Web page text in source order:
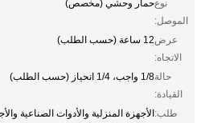
نوع
الموصل:
حمار وحشي (مخصص)
عرض
الاتجاه:
12 ساعة (حسب الطلب)
حالة
القيادة:
1/8 واجب، 1/4 انحياز (حسب الطلب)
طلب:الأجهزة المنزلية والأدوات الصناعية